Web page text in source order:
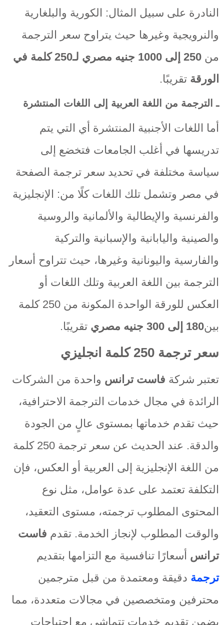
النادرة على سبيل المثال: الكورية والبلغارية
والنرويجية وغيرها حيث يتراوح سعر الترجمة
من
250 إلى 1000 جنيه مصري لـ250 كلمة في
الورقةتقريبًا.
ـ الترجمة من اللغة العربية إلى اللغات المنتشرة
أما اللغات الأجنبية المنتشرة أي التي يتم
تدريسها في أغلب الجامعات فتخضع إلى
سياسة مختلفة في تحديد سعر ترجمة الصفحة
في مصر وتشمل تلك اللغات كلًا من: الإنجليزية
والفرنسية والإيطالية والألمانية والروسية
والصينية واليابانية والإسبانية والتركية
والفارسية واليونانية وغيرها، حيث تتراوح أسعار
الترجمة بين اللغة العربية وتلك اللغات أو
العكس للورقة الواحدة المكونة من 250 كلمة
بين180 إلى 300 جنيه مصري تقريبًا.
سعر ترجمة 250 كلمة انجليزي
تعتبر شركةفاست ترانس واحدة من الشركات
الرائدة في مجال خدمات الترجمة الاحترافية،
حيث تقدم خدماتها بمستوى عالٍ من الجودة
والدقة. عند الحديث عن سعر ترجمة 250 كلمة
من اللغة الإنجليزية إلى العربية أو العكس، فإن
التكلفة تعتمد على عدة عوامل، مثل نوع
المحتوى المطلوب ترجمته، مستوى التعقيد،
والوقت المطلوب لإنجاز الخدمة. تقدمفاست
ترانس أسعارًا تنافسية مع التزامها بتقديم
ترجمةدقيقة ومعتمدة من قبل مترجمين
محترفين ومتخصصين في مجالات متعددة، مما
يضمن تقديم خدمات تتماشى مع احتياجات